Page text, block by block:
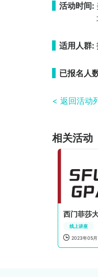
活动时间:
适用人群:
已报名人
< 返回活动
相关活动
线上讲座
 2023年05